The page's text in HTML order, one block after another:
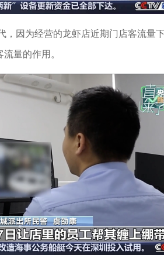
，因为经营的龙虾店近期门店客流量
量的作用。